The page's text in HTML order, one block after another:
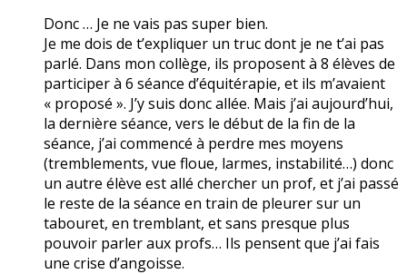
Donc … Je ne vais pas super bien.
Je me dois de t’expliquer un truc dont je ne t’ai pas
parlé. Dans mon collège, ils proposent à 8 élèves de
participer à 6 séance d’équitérapie, et ils m’avaient
« proposé ». J’y suis donc allée. Mais j’ai aujourd’hui,
la dernière séance, vers le début de la fin de la
séance, j’ai commencé à perdre mes moyens
(tremblements, vue floue, larmes, instabilité…) donc
un autre élève est allé chercher un prof, et j’ai passé
le reste de la séance en train de pleurer sur un
tabouret, en tremblant, et sans presque plus
pouvoir parler aux profs… Ils pensent que j’ai fais
une crise d’angoisse.